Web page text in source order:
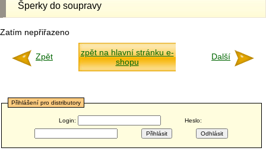
Šperky do soupravy
Zatím nepřiřazeno
Zpět
zpět na hlavní stránku e-
shopu
Další
Přihlášení pro distributory
Login: Heslo: